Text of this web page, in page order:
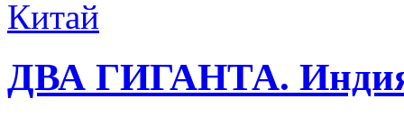
ДВА ГИГАНТА.